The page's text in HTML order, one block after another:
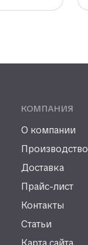
КОМПАНИЯ
О компании
Производство
Доставка
Прайс-лист
Контакты
Статьи